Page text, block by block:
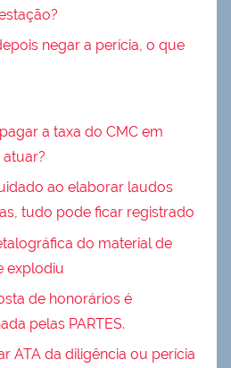
negar a perícia, o que
a taxa do CMC em
ao elaborar laudos
tudo pode ficar registrado
do material de
explodiu
de honorários é
pelas PARTES.
ATA da diligência ou perícia